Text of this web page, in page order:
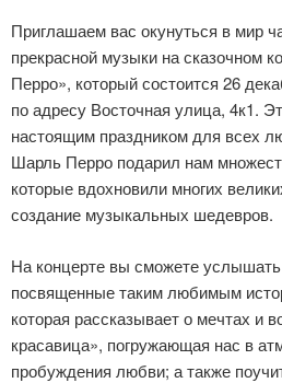
Приглашаем вас окунуться в мир
прекрасной музыки на сказочном
Перро», который состоится 26
по адресу Восточная улица, 4к1.
настоящим праздником для всех
Шарль Перро подарил нам
которые вдохновили многих
создание музыкальных шедевров.
На концерте вы сможете услышать
посвященные таким любимым
которая рассказывает о мечтах и
красавица», погружающая нас в
пробуждения любви; а также